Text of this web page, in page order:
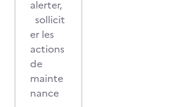
alerter,
sollicit
er les
actions
de
mainte
nance